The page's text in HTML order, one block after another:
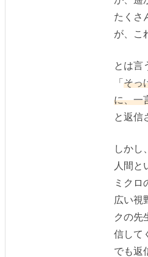
たくさ
が、こ
とは言
「 そっ
に、一
と返信
しかし
人間と
ミクロ
広い視
クの先
信して
でも返